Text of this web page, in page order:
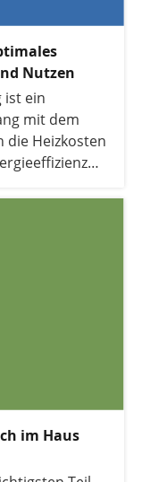
Nutzen
ist ein
mit dem
die Heizkosten
im Haus